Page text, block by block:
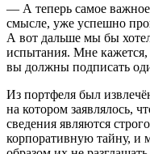
— А теперь самое
смысле, уже успешно
А вот дальше мы бы
испытания. Мне кажется,
вы должны подписать
Из портфеля был
на котором заявлялось,
сведения являются
корпоративную тайну, и